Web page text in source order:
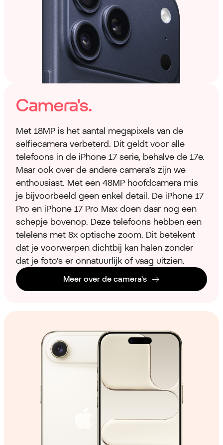
Camera's.
Met 18MP is het aantal megapixels van de
selfiecamera verbeterd. Dit geldt voor alle
telefoons in de iPhone 17 serie, behalve de 17e.
Maar ook over de andere camera’s zijn we
enthousiast. Met een 48MP hoofdcamera mis
je bijvoorbeeld geen enkel detail. De iPhone 17
Pro en iPhone 17 Pro Max doen daar nog een
schepje bovenop. Deze telefoons hebben een
telelens met 8x optische zoom. Dit betekent
dat je voorwerpen dichtbij kan halen zonder
dat je foto’s er onnatuurlijk of vaag uitzien.
Meer over de camera's